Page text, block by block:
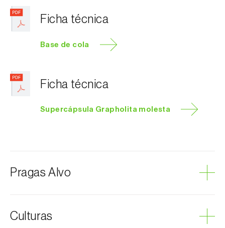
Ficha técnica
Base de cola
Ficha técnica
Supercápsula Grapholita molesta
Pragas Alvo
Culturas